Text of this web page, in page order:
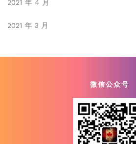
2021 年 4 月
2021 年 3 月
微信公众号